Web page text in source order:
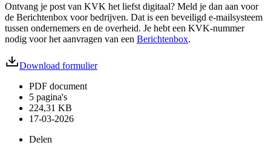
Ontvang je post van KVK het liefst digitaal? Meld je dan aan voor
de Berichtenbox voor bedrijven. Dat is een beveiligd e-mailsysteem
tussen ondernemers en de overheid. Je hebt een KVK-nummer
nodig voor het aanvragen van een Berichtenbox.
Download formulier
PDF document
5 pagina's
224,31 KB
17-03-2026
Delen